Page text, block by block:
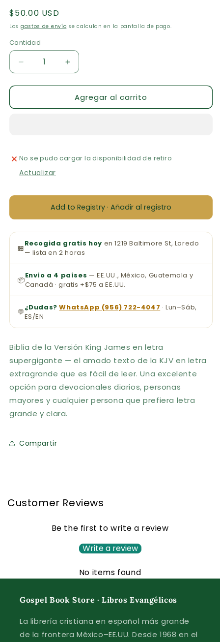
Precio
habitual
$50.00 USD
Los gastos de envío se calculan en la pantalla de pago.
Cantidad
Cantidad
Reducir
cantidad
para
King
Gigante
Aumentar
cantidad
para
Biblia
King
Gigante
Agregar al carrito
No se pudo cargar la disponibilidad de retiro
Actualizar
Add to Registry · Añadir al registro
🏪Recogida gratis hoy en 1219 Baltimore St, Laredo
— lista en 2 horas
📦Envío a 4 países — EE.UU., México, Guatemala y
Canadá · gratis +$75 a EE.UU.
💬¿Dudas? WhatsApp (956) 722-4047 · Lun–Sáb,
ES/EN
Biblia de la Versión King James en letra
supergigante — el amado texto de la KJV en letra
extragrande que es fácil de leer. Una excelente
opción para devocionales diarios, personas
mayores y cualquier persona que prefiera letra
grande y clara.
Compartir
Customer Reviews
Be the first to write a review
Write a review
No items found
Gospel Book Store · Libros Evangélicos
La librería cristiana en español más grande
de la frontera México–EE.UU. Desde 1968 en el